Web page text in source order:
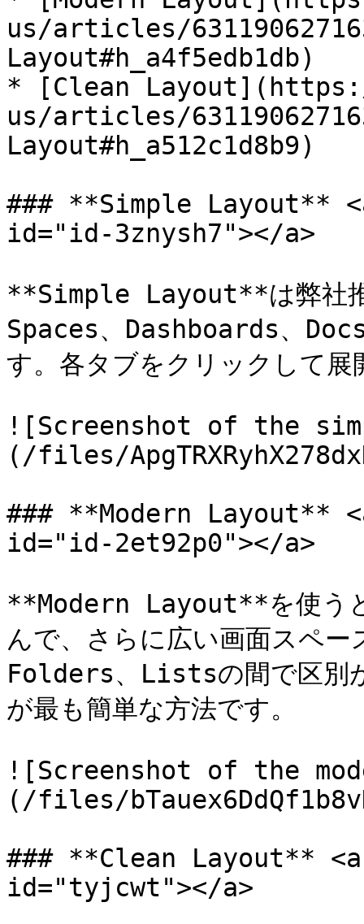
us/articles/
Layout#h_a4f5edb1db)
* [Clean
us/articles/
Layout#h_a512c1d8b9)
### **Simple Layout**
id="id-3znysh7"></a>
**Simple Layout**は弊社推
Spaces、Dashboards、
す。各タブをクリックして
![Screenshot of the
(/files/
### **Modern Layout**
id="id-2et92p0"></a>
**Modern Layout**を使う
んで、さらに広い画面スペ
Folders、Listsの間で区別
が最も簡単な方法です。
![Screenshot of the
(/files/
### **Clean Layout**
id="tyjcwt"></a>